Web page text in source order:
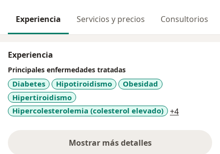
Experiencia Servicios y precios Consultorios
Experiencia
Principales enfermedades tratadas
Diabetes Hipotiroidismo
Obesidad
Hipertiroidismo
Hipercolesterolemia (colesterol elevado)
+4
Mostrar más detalles
sobre la experiencia